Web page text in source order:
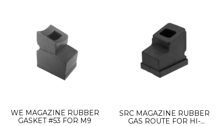
WE MAGAZINE RUBBER
GASKET #53 FOR M9
SRC MAGAZINE RUBBER
GAS ROUTE FOR HI-